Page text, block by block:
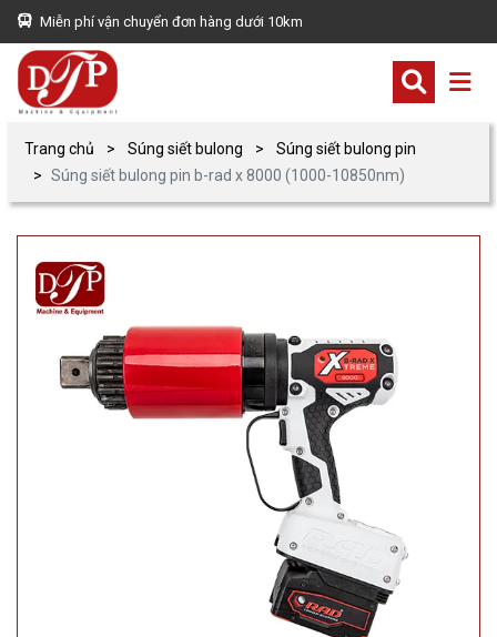
Miễn phí vận chuyển đơn hàng dưới 10km
Trang chủ Súng siết bulong
Súng siết bulong pin
Súng siết bulong pin b-rad x 8000 (1000-10850nm)